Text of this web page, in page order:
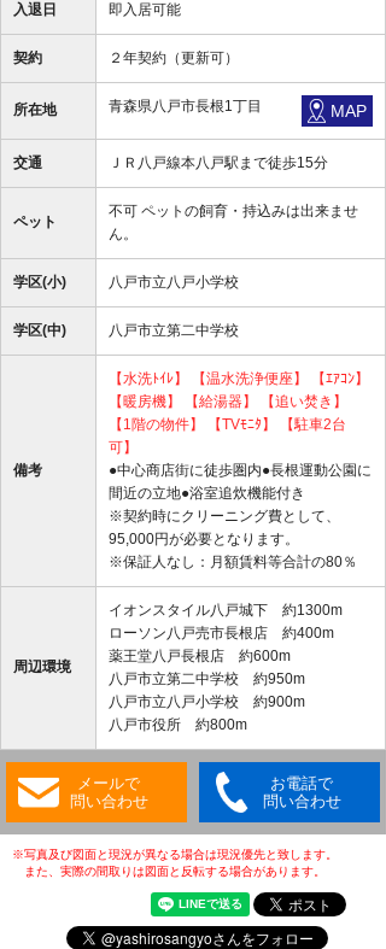
入退日 即入居可能
契約 ２年契約（更新可）
所在地 青森県八戸市長根1丁目 MAP
交通 ＪＲ八戸線本八戸駅まで徒歩15分
ペット
不可 ペットの飼育・持込みは出来ませ
ん。
学区(小) 八戸市立八戸小学校
学区(中) 八戸市立第二中学校
備考
【水洗ﾄｲﾚ】 【温水洗浄便座】
【ｴｱｺﾝ】
【暖房機】
【給湯器】
【追い焚き】
【1階の物件】
【TVﾓﾆﾀ】
【駐車2台
可】
●中心商店街に徒歩圏内●長根運動公園に
間近の立地●浴室追炊機能付き
※契約時にクリーニング費として、
95,000円が必要となります。
※保証人なし：月額賃料等合計の80％
周辺環境
イオンスタイル八戸城下 約1300m
ローソン八戸売市長根店 約400m
薬王堂八戸長根店 約600m
八戸市立第二中学校 約950m
八戸市立八戸小学校 約900m
八戸市役所 約800m
メールで
問い合わせ
お電話で
問い合わせ
※写真及び図面と現況が異なる場合は現況優先と致します。
また、実際の間取りは図面と反転する場合があります。